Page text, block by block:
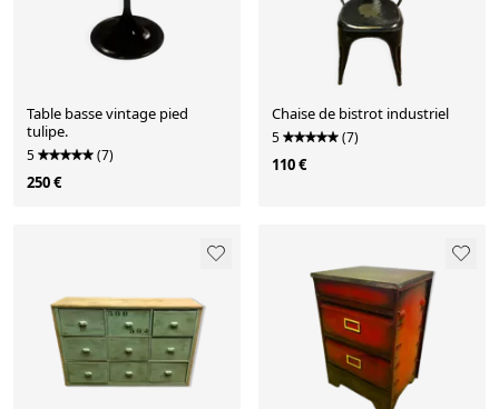
Table basse vintage pied
tulipe.
5 (7)
250 €
Chaise de bistrot industriel
5 (7)
110 €